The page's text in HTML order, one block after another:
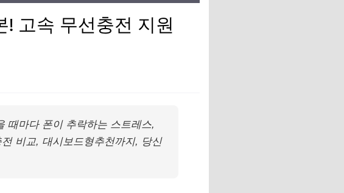
고속 무선충전 지원
때마다 폰이 추락하는 스트레스,
비교, 대시보드형추천까지, 당신